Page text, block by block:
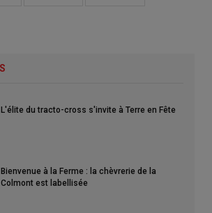
L'élite du tracto-cross s'invite à Terre en Fête
Bienvenue à la Ferme : la chèvrerie de la
Colmont est labellisée